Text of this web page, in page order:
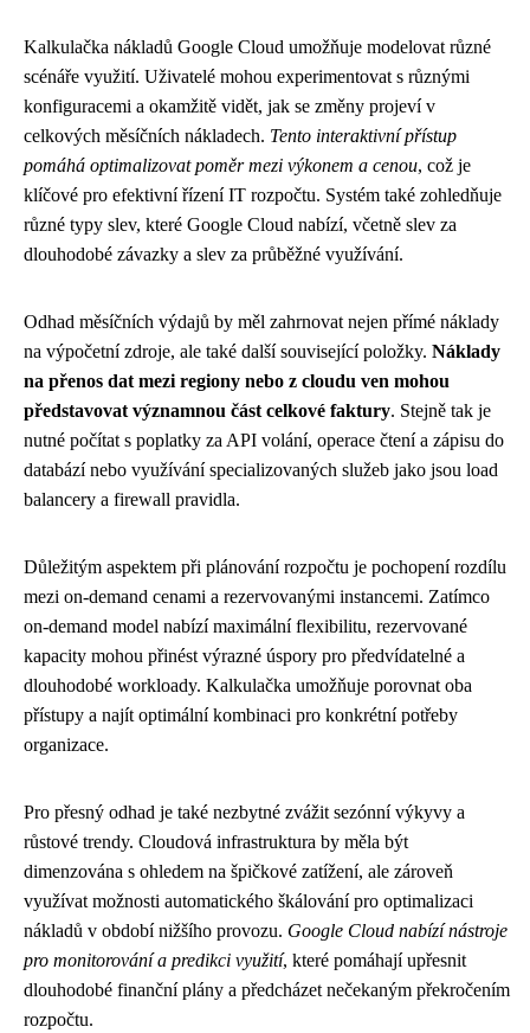
Kalkulačka nákladů Google Cloud umožňuje modelovat různé
scénáře využití. Uživatelé mohou experimentovat s různými
konfiguracemi a okamžitě vidět, jak se změny projeví v
celkových měsíčních nákladech. Tento interaktivní přístup
pomáhá optimalizovat poměr mezi výkonem a cenou, což je
klíčové pro efektivní řízení IT rozpočtu. Systém také zohledňuje
různé typy slev, které Google Cloud nabízí, včetně slev za
dlouhodobé závazky a slev za průběžné využívání.
Odhad měsíčních výdajů by měl zahrnovat nejen přímé náklady
na výpočetní zdroje, ale také další související položky. Náklady
na přenos dat mezi regiony nebo z cloudu ven mohou
představovat významnou část celkové faktury. Stejně tak je
nutné počítat s poplatky za API volání, operace čtení a zápisu do
databází nebo využívání specializovaných služeb jako jsou load
balancery a firewall pravidla.
Důležitým aspektem při plánování rozpočtu je pochopení rozdílu
mezi on-demand cenami a rezervovanými instancemi. Zatímco
on-demand model nabízí maximální flexibilitu, rezervované
kapacity mohou přinést výrazné úspory pro předvídatelné a
dlouhodobé workloady. Kalkulačka umožňuje porovnat oba
přístupy a najít optimální kombinaci pro konkrétní potřeby
organizace.
Pro přesný odhad je také nezbytné zvážit sezónní výkyvy a
růstové trendy. Cloudová infrastruktura by měla být
dimenzována s ohledem na špičkové zatížení, ale zároveň
využívat možnosti automatického škálování pro optimalizaci
nákladů v období nižšího provozu. Google Cloud nabízí nástroje
pro monitorování a predikci využití, které pomáhají upřesnit
dlouhodobé finanční plány a předcházet nečekaným překročením
rozpočtu.